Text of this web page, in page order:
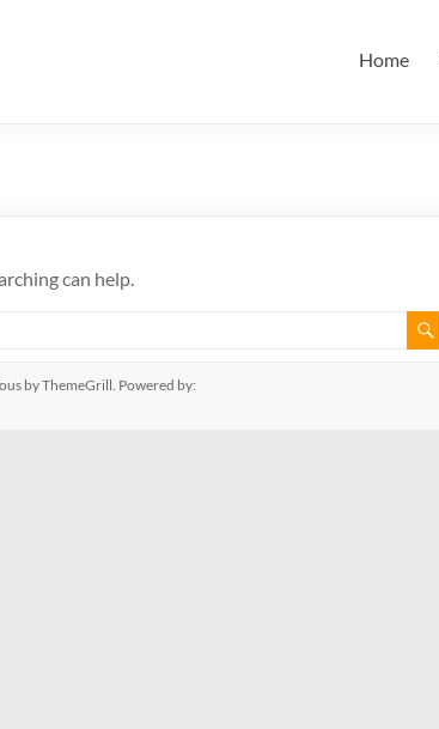
科学域 知識情報システム学類 瀬田研究室
Home
can help.
by ThemeGrill. Powered by: